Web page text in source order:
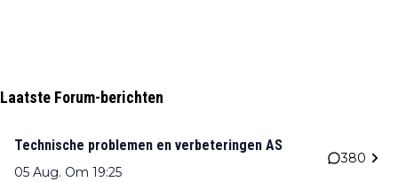
Laatste Forum-berichten
Technische problemen en verbeteringen AS
05 Aug. Om 19:25
380